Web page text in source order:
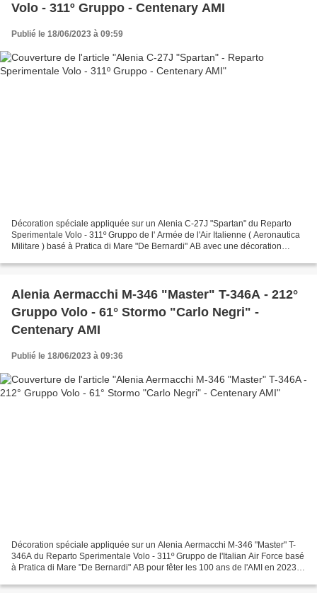
Volo - 311º Gruppo - Centenary AMI
Publié le 18/06/2023 à 09:59
Décoration spéciale appliquée sur un Alenia C-27J "Spartan" du Reparto
Sperimentale Volo - 311º Gruppo de l' Armée de l'Air Italienne ( Aeronautica
Militare ) basé à Pratica di Mare "De Bernardi" AB avec une décoration
Alenia Aermacchi M-346 "Master" T-346A - 212°
Gruppo Volo - 61° Stormo "Carlo Negri" -
Centenary AMI
Publié le 18/06/2023 à 09:36
Décoration spéciale appliquée sur un Alenia Aermacchi M-346 "Master" T-
346A du Reparto Sperimentale Volo - 311º Gruppo de l'Italian Air Force basé
à Pratica di Mare "De Bernardi" AB pour fêter les 100 ans de l'AMI en 2023